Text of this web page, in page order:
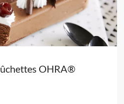
OHRA®